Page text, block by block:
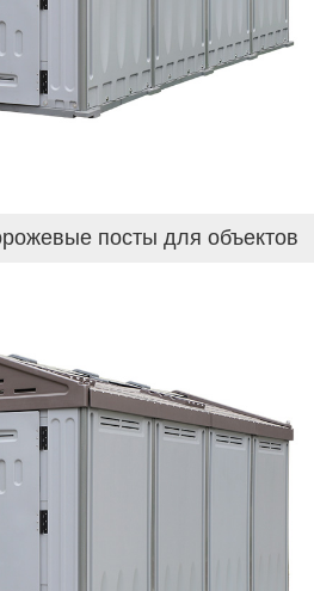
посты для объектов